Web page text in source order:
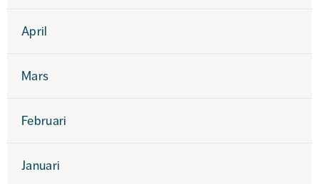
April
Mars
Februari
Januari